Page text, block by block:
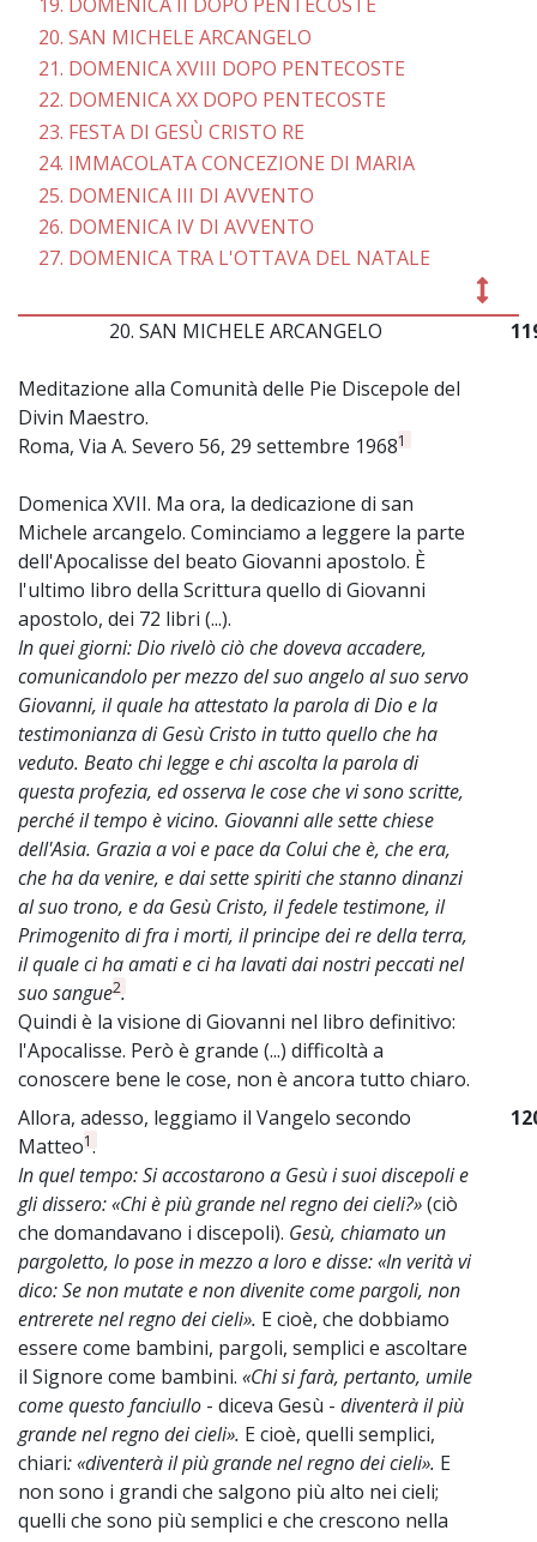
20. SAN MICHELE ARCANGELO
21. DOMENICA XVIII DOPO PENTECOSTE
22. DOMENICA XX DOPO PENTECOSTE
23. FESTA DI GESÙ CRISTO RE
24. IMMACOLATA CONCEZIONE DI MARIA
25. DOMENICA III DI AVVENTO
26. DOMENICA IV DI AVVENTO
27. DOMENICA TRA L'OTTAVA DEL NATALE
20. SAN MICHELE ARCANGELO
Meditazione alla Comunità delle Pie Discepole del
Divin Maestro.
Roma, Via A. Severo 56, 29 settembre 19681
Domenica XVII. Ma ora, la dedicazione di san
Michele arcangelo. Cominciamo a leggere la parte
dell'Apocalisse del beato Giovanni apostolo. È
l'ultimo libro della Scrittura quello di Giovanni
apostolo, dei 72 libri (...).
In quei giorni: Dio rivelò ciò che doveva accadere,
comunicandolo per mezzo del suo angelo al suo servo
Giovanni, il quale ha attestato la parola di Dio e la
testimonianza di Gesù Cristo in tutto quello che ha
veduto. Beato chi legge e chi ascolta la parola di
questa profezia, ed osserva le cose che vi sono scritte,
perché il tempo è vicino. Giovanni alle sette chiese
dell'Asia. Grazia a voi e pace da Colui che è, che era,
che ha da venire, e dai sette spiriti che stanno dinanzi
al suo trono, e da Gesù Cristo, il fedele testimone, il
Primogenito di fra i morti, il principe dei re della terra,
il quale ci ha amati e ci ha lavati dai nostri peccati nel
suo sangue2.
Quindi è la visione di Giovanni nel libro definitivo:
l'Apocalisse. Però è grande (...) difficoltà a
conoscere bene le cose, non è ancora tutto chiaro.
Allora, adesso, leggiamo il Vangelo secondo
Matteo1.
In quel tempo: Si accostarono a Gesù i suoi discepoli e
gli dissero: «Chi è più grande nel regno dei cieli?»(ciò
che domandavano i discepoli). Gesù, chiamato un
pargoletto, lo pose in mezzo a loro e disse: «In verità vi
dico: Se non mutate e non divenite come pargoli, non
entrerete nel regno dei cieli». E cioè, che dobbiamo
essere come bambini, pargoli, semplici e ascoltare
il Signore come bambini. «Chi si farà, pertanto, umile
come questo fanciullo - diceva Gesù - diventerà il più
grande nel regno dei cieli». E cioè, quelli semplici,
chiari: «diventerà il più grande nel regno dei cieli». E
non sono i grandi che salgono più alto nei cieli;
quelli che sono più semplici e che crescono nella